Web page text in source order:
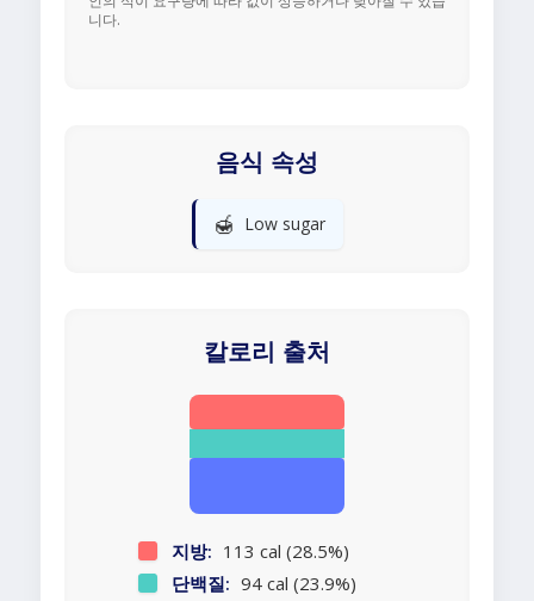
니다.
음식 속성
🍯 Low sugar
칼로리 출처
지방: 113 cal (28.5%)
단백질: 94 cal (23.9%)